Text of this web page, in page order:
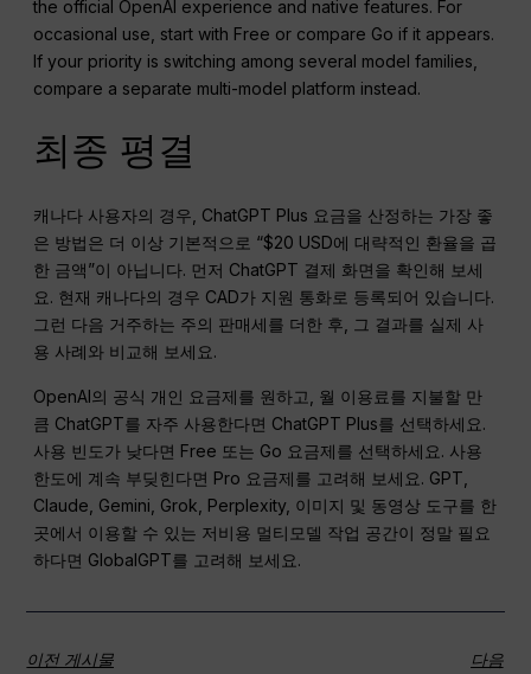
the official OpenAI experience and native features. For
occasional use, start with Free or compare Go if it appears.
If your priority is switching among several model families,
compare a separate multi-model platform instead.
최종 평결
캐나다 사용자의 경우, ChatGPT Plus 요금을 산정하는 가장 좋
은 방법은 더 이상 기본적으로 “$20 USD에 대략적인 환율을 곱
한 금액”이 아닙니다. 먼저 ChatGPT 결제 화면을 확인해 보세
요. 현재 캐나다의 경우 CAD가 지원 통화로 등록되어 있습니다.
그런 다음 거주하는 주의 판매세를 더한 후, 그 결과를 실제 사
용 사례와 비교해 보세요.
OpenAI의 공식 개인 요금제를 원하고, 월 이용료를 지불할 만
큼 ChatGPT를 자주 사용한다면 ChatGPT Plus를 선택하세요.
사용 빈도가 낮다면 Free 또는 Go 요금제를 선택하세요. 사용
한도에 계속 부딪힌다면 Pro 요금제를 고려해 보세요. GPT,
Claude, Gemini, Grok, Perplexity, 이미지 및 동영상 도구를 한
곳에서 이용할 수 있는 저비용 멀티모델 작업 공간이 정말 필요
하다면 GlobalGPT를 고려해 보세요.
이전 게시물 다음